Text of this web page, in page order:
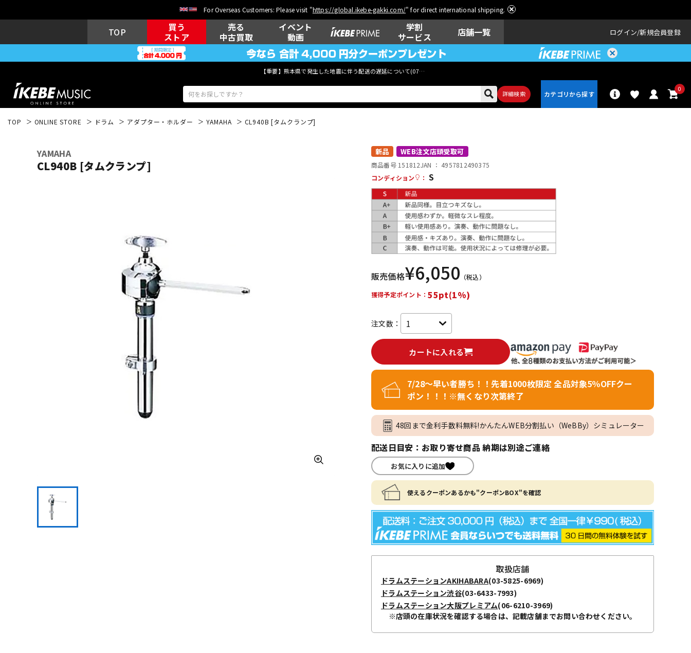
For Overseas Customers: Please visit "https://global.ikebe-gakki.com/" for direct international shipping.
TOP
買う
ストア
売る
中古買取
イベント
動画
学割
サービス
店舗一覧 ログイン 新規会員登録
【重要】熊本県で発生した地震に伴う配送の遅延について(07月29日
詳細検索
0
ウクレレ
その他楽器
レコーディン
グ機器
配信/ライブ
機器
ヴィンテージ
TOP ONLINE STORE ドラム アダプター・ホルダー YAMAHA CL940B [タムクランプ]
YAMAHA
CL940B [タムクランプ]
新品 WEB注文店頭受取可
商品番号 151812JAN ： 4957812490375
コンディション
： S
販売価格¥6,050 （税込）
獲得予定ポイント： 55pt(1%)
注文数：
カートに入れる
7/28～早い者勝ち！！先着1000枚限定 全品対象5％OFFクー
ポン！！！※無くなり次第終了
48回まで金利手数料無料!かんたんWEB分割払い（WeBBy）シミュレーター
配送日目安：お取り寄せ商品 納期は別途ご連絡
お気に入りに追加
使えるクーポンあるかも"クーポンBOX"を確認
取扱店舗
ドラムステーションAKIHABARA(03-5825-6969)
ドラムステーション渋谷(03-6433-7993)
ドラムステーション大阪プレミアム(06-6210-3969)
※店頭の在庫状況を確認する場合は、記載店舗までお問い合わせください。